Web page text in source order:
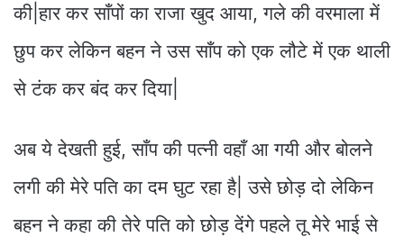
की|हार कर साँपों का राजा खुद आया, गले की वरमाला में
छुप कर लेकिन बहन ने उस साँप को एक लौटे में एक थाली
से टंक कर बंद कर दिया|
अब ये देखती हुई, साँप की पत्नी वहाँ आ गयी और बोलने
लगी की मेरे पति का दम घुट रहा है| उसे छोड़ दो लेकिन
बहन ने कहा की तेरे पति को छोड़ देंगे पहले तू मेरे भाई से